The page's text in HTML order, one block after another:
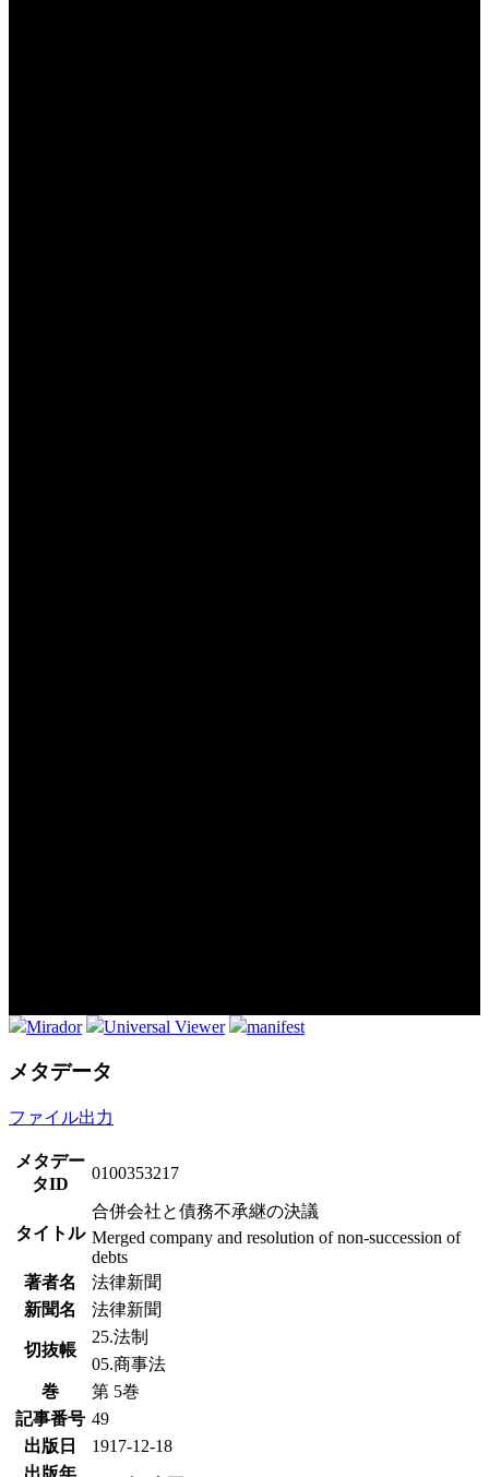
Mirador Universal Viewer manifest
メタデータ
ファイル出力
メタデー
タID
0100353217
タイトル
合併会社と債務不承継の決議
Merged company and resolution of non-succession of
debts
著者名
法律新聞
新聞名
法律新聞
切抜帳
25.法制
05.商事法
巻
第 5巻
記事番号 49
出版日
1917-12-18
出版年